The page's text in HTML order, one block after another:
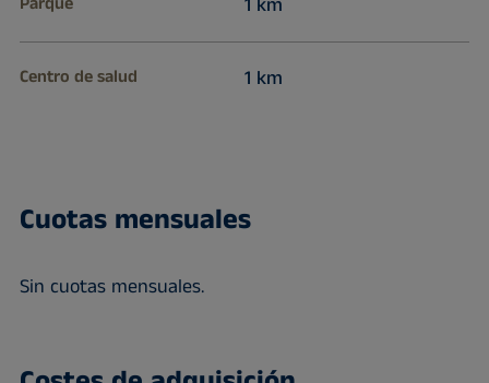
1 km
Centro de salud 1 km
Cuotas mensuales
Sin cuotas mensuales.